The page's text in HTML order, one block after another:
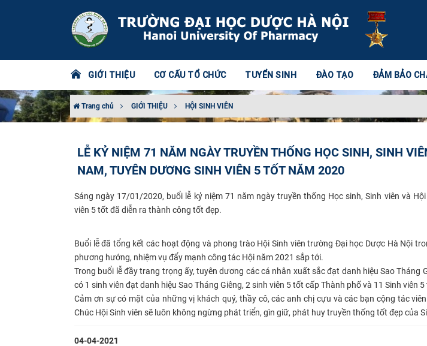
GIỚI THIỆU CƠ CẤU TỔ CHỨC TUYỂN SINH ĐÀO TẠO ĐẢM BẢO
Trang chủ GIỚI THIỆU HỘI SINH VIÊN
LỄ KỶ NIỆM 71 NĂM NGÀY TRUYỀN THỐNG HỌC SINH, SINH
NAM, TUYÊN DƯƠNG SINH VIÊN 5 TỐT NĂM 2020
Sáng ngày 17/01/2020, buổi lễ kỷ niệm 71 năm ngày truyền thống Học sinh, Sinh viên và
viên 5 tốt đã diễn ra thành công tốt đẹp.
Buổi lễ đã tổng kết các hoạt động và phong trào Hội Sinh viên trường Đại học Dược Hà Nội
phương hướng, nhiệm vụ đẩy mạnh công tác Hội năm 2021 sắp tới.
Trong buổi lễ đầy trang trọng ấy, tuyên dương các cá nhân xuất sắc đạt danh hiệu Sao Tháng
có 1 sinh viên đạt danh hiệu Sao Tháng Giêng, 2 sinh viên 5 tốt cấp Thành phố và 11 Sinh viên
Cảm ơn sự có mặt của những vị khách quý, thầy cô, các anh chị cựu và các bạn cộng tác
Chúc Hội Sinh viên sẽ luôn không ngừng phát triển, gìn giữ, phát huy truyền thống tốt đẹp của
04-04-2021